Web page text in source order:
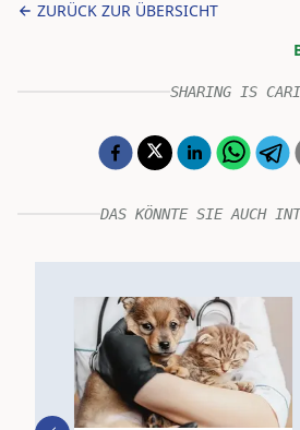
ZURÜCK ZUR ÜBERSICHT
SHARING IS
DAS KÖNNTE SIE AUCH